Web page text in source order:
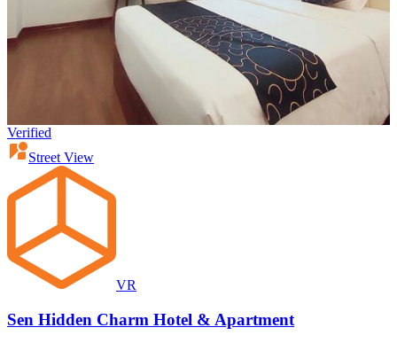
Verified
Street View
VR
Sen Hidden Charm Hotel & Apartment